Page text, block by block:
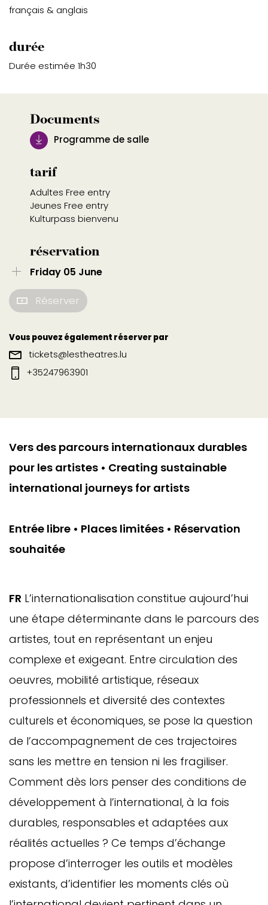
français & anglais
durée
Durée estimée 1h30
Documents
Programme de salle
tarif
Adultes Free entry
Jeunes Free entry
Kulturpass bienvenu
réservation
Friday 05 June
Réserver
Vous pouvez également réserver par
tickets@lestheatres.lu
+35247963901
Vers des parcours internationaux durables
pour les artistes • Creating sustainable
international journeys for artists
Entrée libre • Places limitées • Réservation
souhaitée
FR L’internationalisation constitue aujourd’hui
une étape déterminante dans le parcours des
artistes, tout en représentant un enjeu
complexe et exigeant. Entre circulation des
oeuvres, mobilité artistique, réseaux
professionnels et diversité des contextes
culturels et économiques, se pose la question
de l’accompagnement de ces trajectoires
sans les mettre en tension ni les fragiliser.
Comment dès lors penser des conditions de
développement à l’international, à la fois
durables, responsables et adaptées aux
réalités actuelles ? Ce temps d’échange
propose d’interroger les outils et modèles
existants, d’identifier les moments clés où